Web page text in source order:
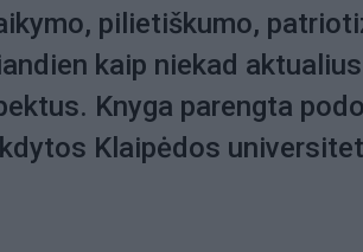
pilietiškumo,
kaip niekad
Knyga parengta
Klaipėdos